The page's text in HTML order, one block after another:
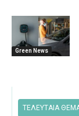
Green News
ΤΕΛΕΥΤΑΙΑ